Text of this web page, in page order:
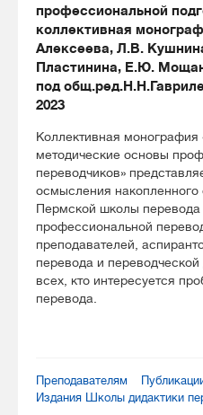
профессиональной
коллективная
Алексеева, Л.В.
Пластинина, Е.Ю.
под
2023
Коллективная монография
методические основы
переводчиков»
осмысления накопленного
Пермской школы перевода
профессиональной
преподавателей,
перевода и переводческой
всех, кто интересуется
перевода.
Преподавателям
Издания Школы дидактики